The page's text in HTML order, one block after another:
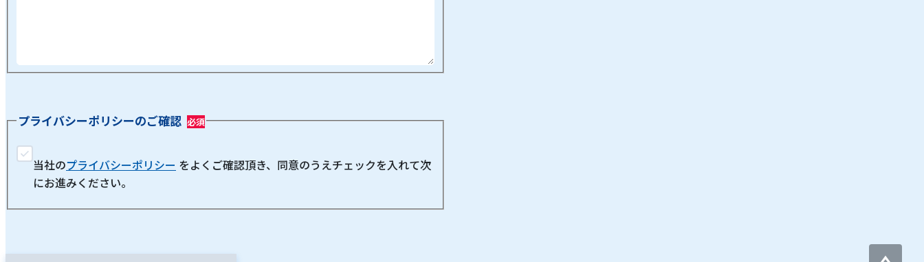
プライバシーポリシーのご確認
当社のプライバシーポリシー をよくご確認頂き、同意のうえチェックを入れて次
にお進みください。